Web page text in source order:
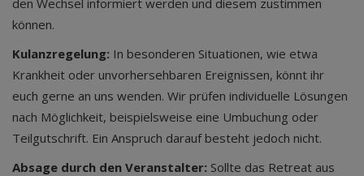
den Wechsel informiert werden und diesem zustimmen
können.
Kulanzregelung: In besonderen Situationen, wie etwa
Krankheit oder unvorhersehbaren Ereignissen, könnt ihr
euch gerne an uns wenden. Wir prüfen individuelle Lösungen
nach Möglichkeit, beispielsweise eine Umbuchung oder
Teilgutschrift. Ein Anspruch darauf besteht jedoch nicht.
Absage durch den Veranstalter: Sollte das Retreat aus